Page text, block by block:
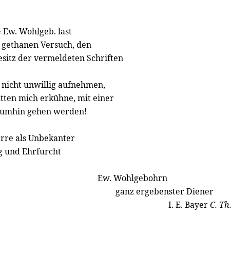
Wohlgeb. last
Versuch, den
der vermeldeten Schriften
unwillig aufnehmen,
mich erkühne, mit einer
gehen werden!
als Unbekanter
und Ehrfurcht
Ew. Wohlgebohrn
ganz ergebenster Diener
I. E. BayerC. Th.